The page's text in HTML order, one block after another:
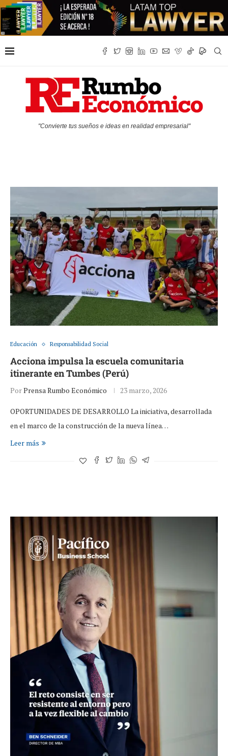
"Convierte tus sueños e ideas en realidad empresarial"
Educación Responsabilidad Social
Acciona impulsa la escuela comunitaria
itinerante en Tumbes (Perú)
PorPrensa Rumbo Económico 23 marzo, 2026
OPORTUNIDADES DE DESARROLLO La iniciativa, desarrollada
en el marco de la construcción de la nueva línea…
Leer más